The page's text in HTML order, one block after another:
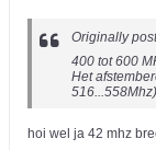
Originally
400 tot 600
Het
hoi wel ja 42 mhz